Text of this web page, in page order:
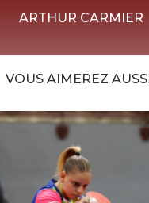
ARTHUR CARMIER
VOUS AIMEREZ